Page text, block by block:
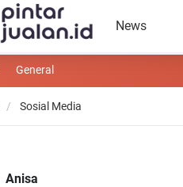
News
General
Sosial Media
Anisa